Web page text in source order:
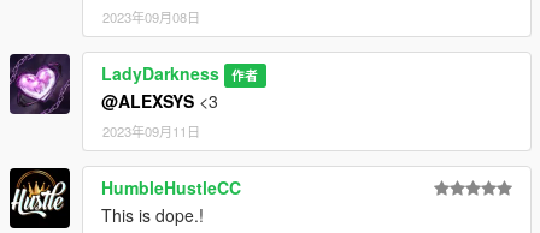
2023年09月08日
LadyDarkness 作者
@ALEXSYS <3
2023年09月11日
HumbleHustleCC
This is dope.!